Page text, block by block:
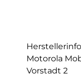
Motorola
Vorstadt 2